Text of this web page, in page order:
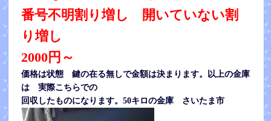
番号不明割り増し 開いていない割
り増し
2000円～
価格は状態 鍵の在る無しで金額は決まります。以上の金庫
は 実際こちらでの
回収したものになります。50キロの金庫 さいたま市